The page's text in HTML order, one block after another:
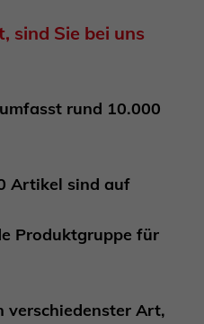
sind Sie bei uns
rund 10.000
Artikel sind auf
Produktgruppe für
verschiedenster Art,